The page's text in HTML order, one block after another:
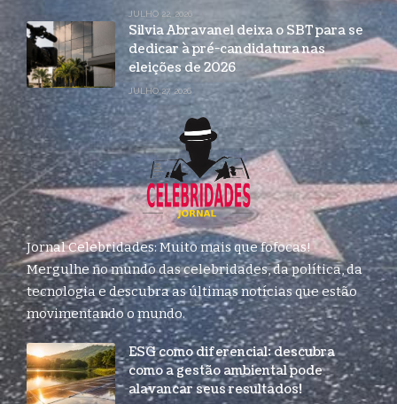
JULHO 22, 2026
Silvia Abravanel deixa o SBT para se
dedicar à pré-candidatura nas
eleições de 2026
JULHO 27, 2026
Jornal Celebridades: Muito mais que fofocas!
Mergulhe no mundo das celebridades, da política, da
tecnologia e descubra as últimas notícias que estão
movimentando o mundo.
ESG como diferencial: descubra
como a gestão ambiental pode
alavancar seus resultados!